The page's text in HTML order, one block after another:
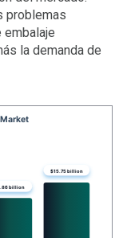
problemas
la demanda de